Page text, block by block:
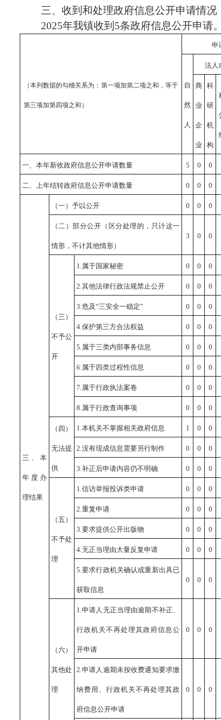
三、收到和处理政府信息公开申请情况
2025年我镇收到5条政府信息公开申请
（本列数据的勾稽关系为：第一项加第二项之和，等于
第三项加第四项之和）
申
自
然
人
法人
商
业
企
业
科
研
机
构
一、本年新收政府信息公开申请数量 5 0 0
二、上年结转政府信息公开申请数量 0 0 0
三、本
年度办
理结果
（一）予以公开 0 0 0
（二）部分公开（区分处理的，只计这一
情形，不计其他情形）
3 0 0
（三）
不予公
开
1.属于国家秘密 0 0 0
2.其他法律行政法规禁止公开 0 0 0
3.危及“三安全一稳定” 0 0 0
4.保护第三方合法权益 0 0 0
5.属于三类内部事务信息 0 0 0
6.属于四类过程性信息 0 0 0
7.属于行政执法案卷 0 0 0
8.属于行政查询事项 0 0 0
（四）
无法提
供
1.本机关不掌握相关政府信息 1 0 0
2.没有现成信息需要另行制作 0 0 0
3.补正后申请内容仍不明确 0 0 0
（五）
不予处
理
1.信访举报投诉类申请 0 0 0
2.重复申请 0 0 0
3.要求提供公开出版物 0 0 0
4.无正当理由大量反复申请 0 0 0
5.要求行政机关确认或重新出具已
获取信息
0 0 0
（六）
其他处
理
1.申请人无正当理由逾期不补正、
行政机关不再处理其政府信息公
开申请
0 0 0
2.申请人逾期未按收费通知要求缴
纳费用、行政机关不再处理其政
府信息公开申请
0 0 0